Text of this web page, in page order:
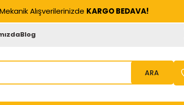
Alışverilerinizde KARGO BEDAVA!
Blog
ARA